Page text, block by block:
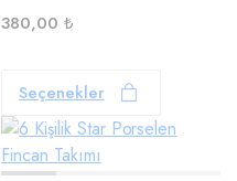
380,00 ₺
Seçenekler